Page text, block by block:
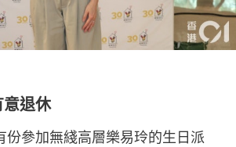
退休
份參加無綫高層樂易玲的生日派